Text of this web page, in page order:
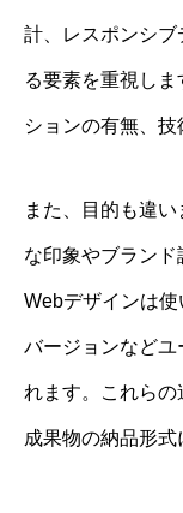
計、レスポンシ
る要素を重視し
ションの有無、技
また、目的も違
な印象やブランド
Webデザインは
バージョンなどユ
れます。これらの
成果物の納品形式